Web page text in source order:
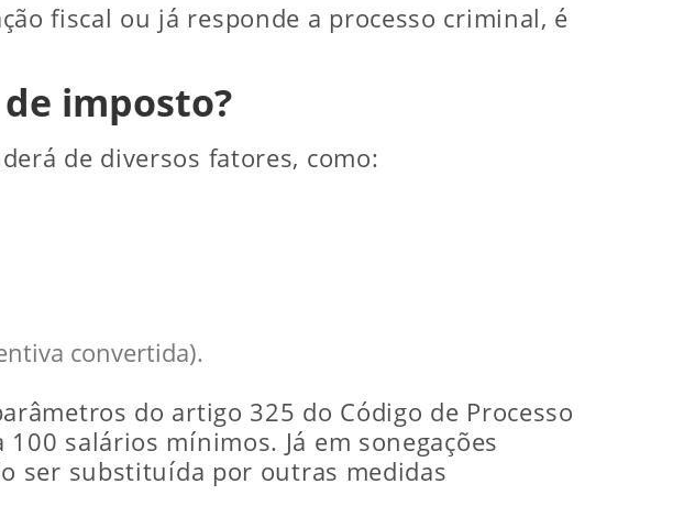
fiscal ou já responde a processo criminal, é
imposto?
de diversos fatores, como:
convertida).
do artigo 325 do Código de Processo
salários mínimos. Já em sonegações
ser substituída por outras medidas